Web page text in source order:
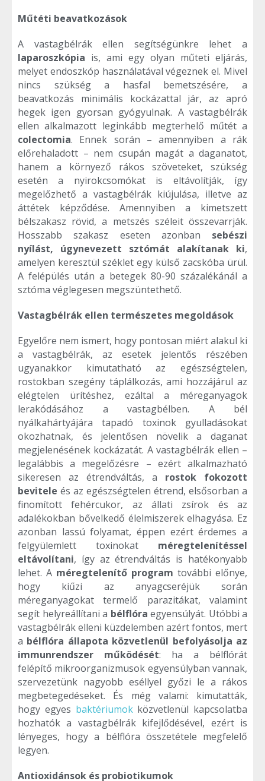
Műtéti beavatkozások
A vastagbélrák ellen segítségünkre lehet a
laparoszkópia is, ami egy olyan műteti eljárás,
melyet endoszkóp használatával végeznek el. Mivel
nincs szükség a hasfal bemetszésére, a
beavatkozás minimális kockázattal jár, az apró
hegek igen gyorsan gyógyulnak. A vastagbélrák
ellen alkalmazott leginkább megterhelő műtét a
colectomia. Ennek során – amennyiben a rák
előrehaladott – nem csupán magát a daganatot,
hanem a környező rákos szöveteket, szükség
esetén a nyirokcsomókat is eltávolítják, így
megelőzhető a vastagbélrák kiújulása, illetve az
áttétek képződése. Amennyiben a kimetszett
bélszakasz rövid, a metszés széleit összevarrják.
Hosszabb szakasz eseten azonban sebészi
nyílást, úgynevezett sztómát alakítanak ki,
amelyen keresztül széklet egy külső zacskóba ürül.
A felépülés után a betegek 80-90 százalékánál a
sztóma véglegesen megszüntethető.
Vastagbélrák ellen természetes megoldások
Egyelőre nem ismert, hogy pontosan miért alakul ki
a vastagbélrák, az esetek jelentős részében
ugyanakkor kimutatható az egészségtelen,
rostokban szegény táplálkozás, ami hozzájárul az
elégtelen ürítéshez, ezáltal a méreganyagok
lerakódásához a vastagbélben. A bél
nyálkahártyájára tapadó toxinok gyulladásokat
okozhatnak, és jelentősen növelik a daganat
megjelenésének kockázatát. A vastagbélrák ellen –
legalábbis a megelőzésre – ezért alkalmazható
sikeresen az étrendváltás, a rostok fokozott
bevitele és az egészségtelen étrend, elsősorban a
finomított fehércukor, az állati zsírok és az
adalékokban bővelkedő élelmiszerek elhagyása. Ez
azonban lassú folyamat, éppen ezért érdemes a
felgyülemlett toxinokat méregtelenítéssel
eltávolítani, így az étrendváltás is hatékonyabb
lehet. A méregtelenítő program további előnye,
hogy kiűzi az anyagcseréjük során
méreganyagokat termelő parazitákat, valamint
segít helyreállítani a bélflóra egyensúlyát. Utóbbi a
vastagbélrák elleni küzdelemben azért fontos, mert
a bélflóra állapota közvetlenül befolyásolja az
immunrendszer működését: ha a bélflórát
felépítő mikroorganizmusok egyensúlyban vannak,
szervezetünk nagyobb eséllyel győzi le a rákos
megbetegedéseket. És még valami: kimutatták,
hogy egyes baktériumokközvetlenül kapcsolatba
hozhatók a vastagbélrák kifejlődésével, ezért is
lényeges, hogy a bélflóra összetétele megfelelő
legyen.
Antioxidánsok és probiotikumok